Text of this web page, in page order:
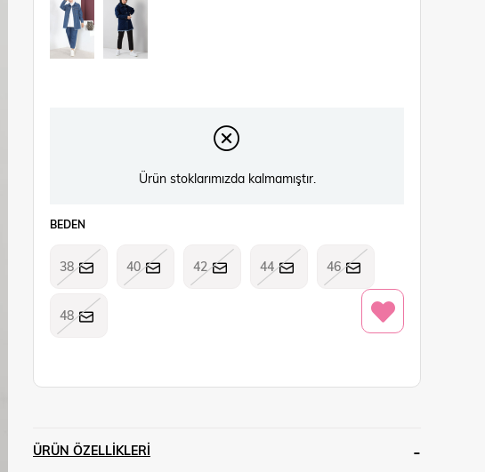
Ürün stoklarımızda kalmamıştır.
BEDEN
38 40 42 44 46
48
ÜRÜN ÖZELLIKLERI